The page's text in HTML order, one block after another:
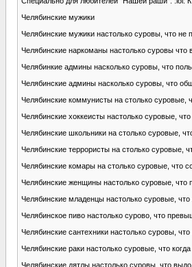
Челябинские мужики
Челябинские мужики настолько суровы, что не
Челябинские наркоманы настолько суровы что
Челябинкие админы насколько суровы, что
Челябинские админы насколько суровы, что
Челябинские коммунисты на столько суровые,
Челябинские хоккеисты настолько суровые,
Челябинские школьники на столько суровые,
Челябинские террористы на столько суровые,
Челябинские комары на столько суровые, что
Челябинские женщины настолько суровые,
Челябинские младенцы настолько суровые,
Челябинское пиво настолько сурово, что
Челябинские сантехники настолько суровы, что
Челябинские раки настолько суровые, что
Челябинские дятлы настолько суровы, что